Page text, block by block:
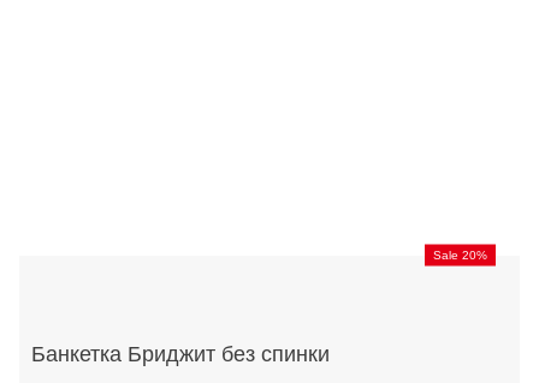
Sale 20%
Банкетка Бриджит без спинки